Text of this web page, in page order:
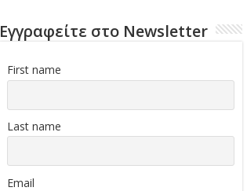
Εγγραφείτε στο Newsletter
First name
Last name
Email